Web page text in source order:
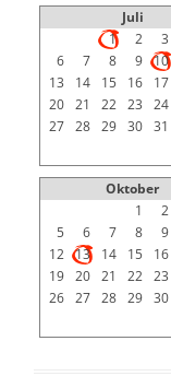
Juli
1
2 3
6
7 8 9 10
13
14 15 16 17
20 21 22 23 24
27 28 29 30 31
Oktober
1
2
5
6 7 8 9
12 13 14 15 16
19 20 21 22 23
26 27 28 29 30